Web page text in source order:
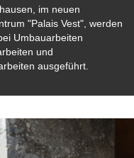
im neuen
"Palais Vest", werden
Umbauarbeiten
und
ausgeführt.